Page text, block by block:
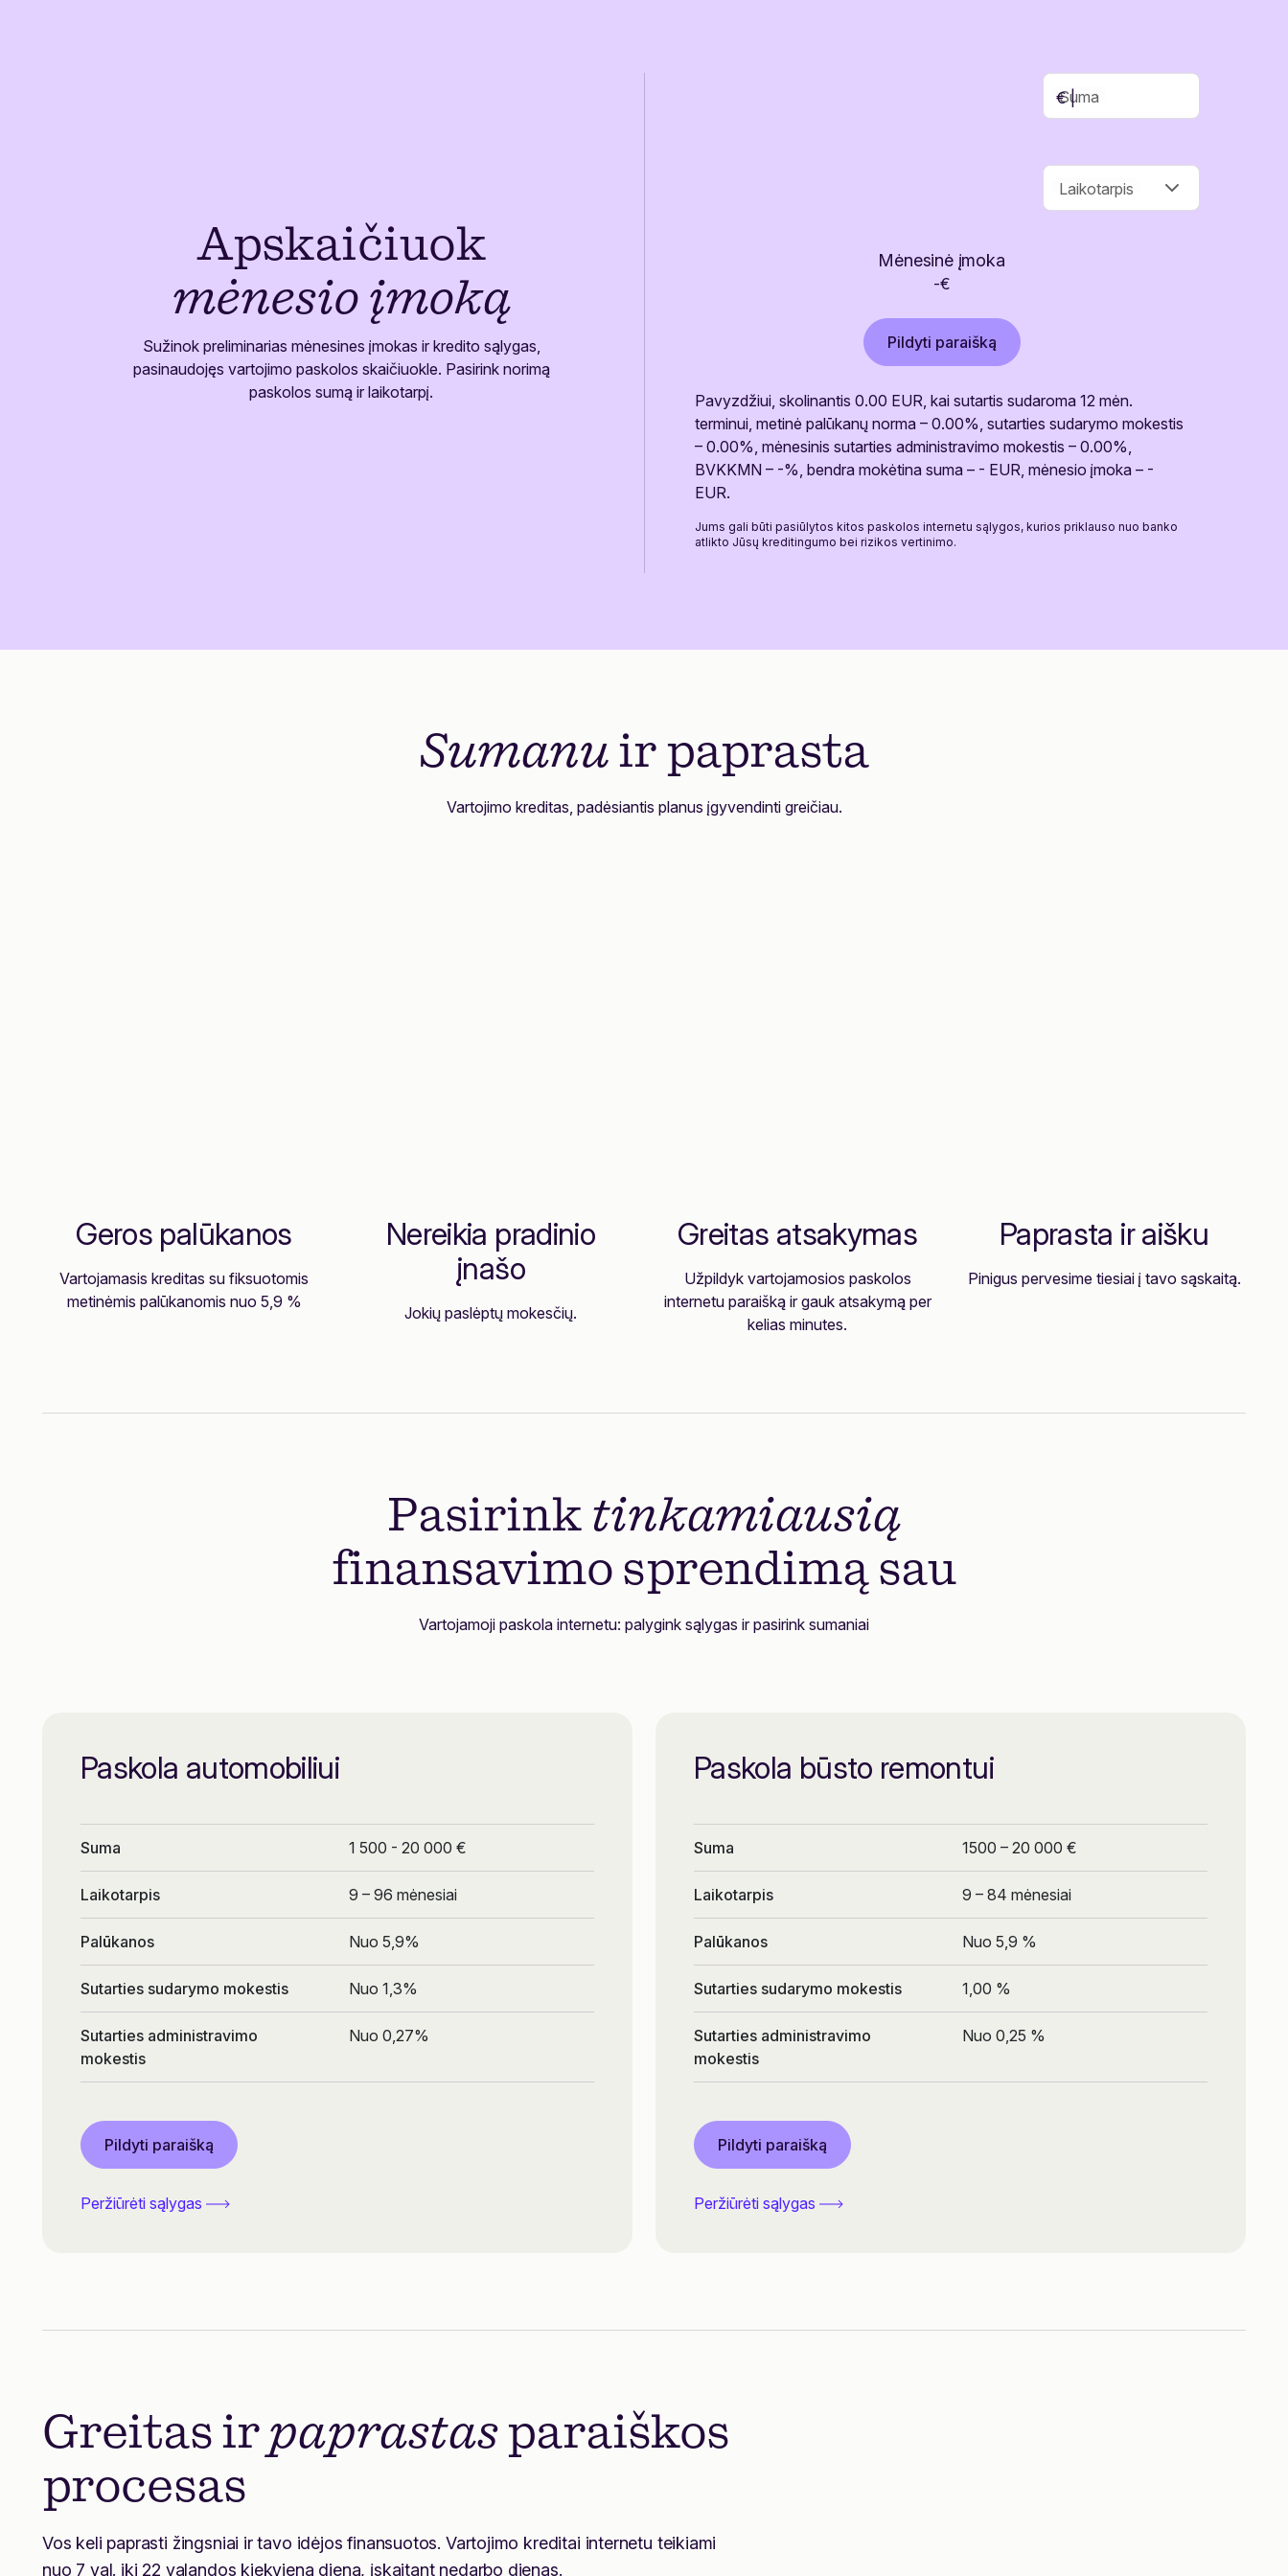
Apskaičiuok
mėnesio įmoką
Sužinok preliminarias mėnesines įmokas ir kredito sąlygas,
pasinaudojęs vartojimo paskolos skaičiuokle. Pasirink norimą
paskolos sumą ir laikotarpį.
Suma
€ |
Laikotarpis
Mėnesinė įmoka
-€
Pildyti paraišką
Pavyzdžiui, skolinantis 0.00 EUR, kai sutartis sudaroma 12 mėn.
terminui, metinė palūkanų norma – 0.00%, sutarties sudarymo mokestis
– 0.00%, mėnesinis sutarties administravimo mokestis – 0.00%,
BVKKMN – -%, bendra mokėtina suma – - EUR, mėnesio įmoka – -
EUR.
Jums gali būti pasiūlytos kitos paskolos internetu sąlygos, kurios priklauso nuo banko
atlikto Jūsų kreditingumo bei rizikos vertinimo.
Sumanu ir paprasta
Vartojimo kreditas, padėsiantis planus įgyvendinti greičiau.
Geros palūkanos
Vartojamasis kreditas su fiksuotomis
metinėmis palūkanomis nuo 5,9 %
Nereikia pradinio
įnašo
Jokių paslėptų mokesčių.
Greitas atsakymas
Užpildyk vartojamosios paskolos
internetu paraišką ir gauk atsakymą per
kelias minutes.
Paprasta ir aišku
Pinigus pervesime tiesiai į tavo sąskaitą.
Pasirink tinkamiausią
finansavimo sprendimą sau
Vartojamoji paskola internetu: palygink sąlygas ir pasirink sumaniai
Paskola automobiliui
Suma 1 500 - 20 000 €
Laikotarpis 9 – 96 mėnesiai
Palūkanos Nuo 5,9%
Sutarties sudarymo mokestis Nuo 1,3%
Sutarties administravimo
mokestis
Nuo 0,27%
Pildyti paraišką
Peržiūrėti sąlygas
Paskola būsto remontui
Suma 1500 – 20 000 €
Laikotarpis 9 – 84 mėnesiai
Palūkanos Nuo 5,9 %
Sutarties sudarymo mokestis 1,00 %
Sutarties administravimo
mokestis
Nuo 0,25 %
Pildyti paraišką
Peržiūrėti sąlygas
Greitas ir paprastasparaiškos
procesas
Vos keli paprasti žingsniai ir tavo idėjos finansuotos. Vartojimo kreditai internetu teikiami
nuo 7 val. iki 22 valandos kiekvieną dieną, įskaitant nedarbo dienas.